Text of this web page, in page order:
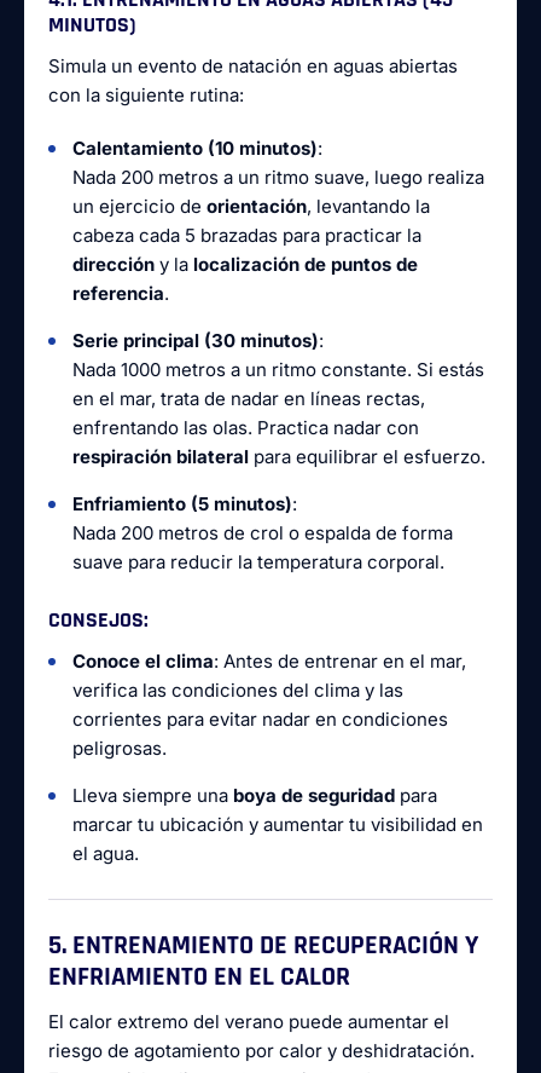
MINUTOS)
Simula un evento de natación en aguas abiertas
con la siguiente rutina:
Calentamiento (10 minutos):
Nada 200 metros a un ritmo suave, luego realiza
un ejercicio de orientación, levantando la
cabeza cada 5 brazadas para practicar la
dirección y la localización de puntos de
referencia.
Serie principal (30 minutos):
Nada 1000 metros a un ritmo constante. Si estás
en el mar, trata de nadar en líneas rectas,
enfrentando las olas. Practica nadar con
respiración bilateral para equilibrar el esfuerzo.
Enfriamiento (5 minutos):
Nada 200 metros de crol o espalda de forma
suave para reducir la temperatura corporal.
CONSEJOS:
Conoce el clima: Antes de entrenar en el mar,
verifica las condiciones del clima y las
corrientes para evitar nadar en condiciones
peligrosas.
Lleva siempre una boya de seguridad para
marcar tu ubicación y aumentar tu visibilidad en
el agua.
5. ENTRENAMIENTO DE RECUPERACIÓN Y
ENFRIAMIENTO EN EL CALOR
El calor extremo del verano puede aumentar el
riesgo de agotamiento por calor y deshidratación.